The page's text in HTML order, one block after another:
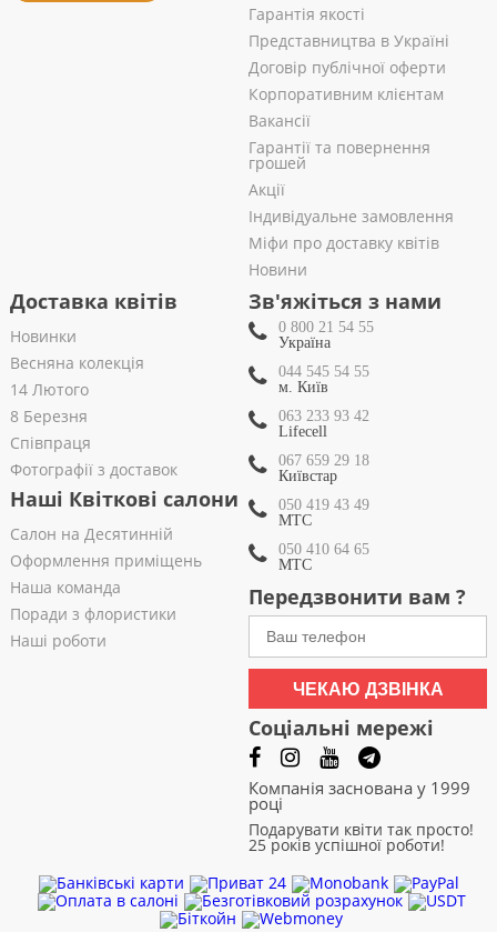
Гарантія якості
Представництва в Україні
Договір публічної оферти
Корпоративним клієнтам
Вакансії
Гарантії та повернення
грошей
Акції
Індивідуальне замовлення
Міфи про доставку квітів
Новини
Доставка квітів
Новинки
Весняна колекція
14 Лютого
8 Березня
Співпраця
Фотографії з доставок
Наші Квіткові салони
Салон на Десятинній
Оформлення приміщень
Наша команда
Поради з флористики
Наші роботи
Зв'яжіться з нами
0 800 21 54 55
Україна
044 545 54 55
м. Київ
063 233 93 42
Lifecell
067 659 29 18
Київстар
050 419 43 49
МТС
050 410 64 65
МТС
Передзвонити вам ?
ЧЕКАЮ ДЗВІНКА
Соціальні мережі
Компанія заснована у 1999
році
Подарувати квіти так просто!
25 років успішної роботи!